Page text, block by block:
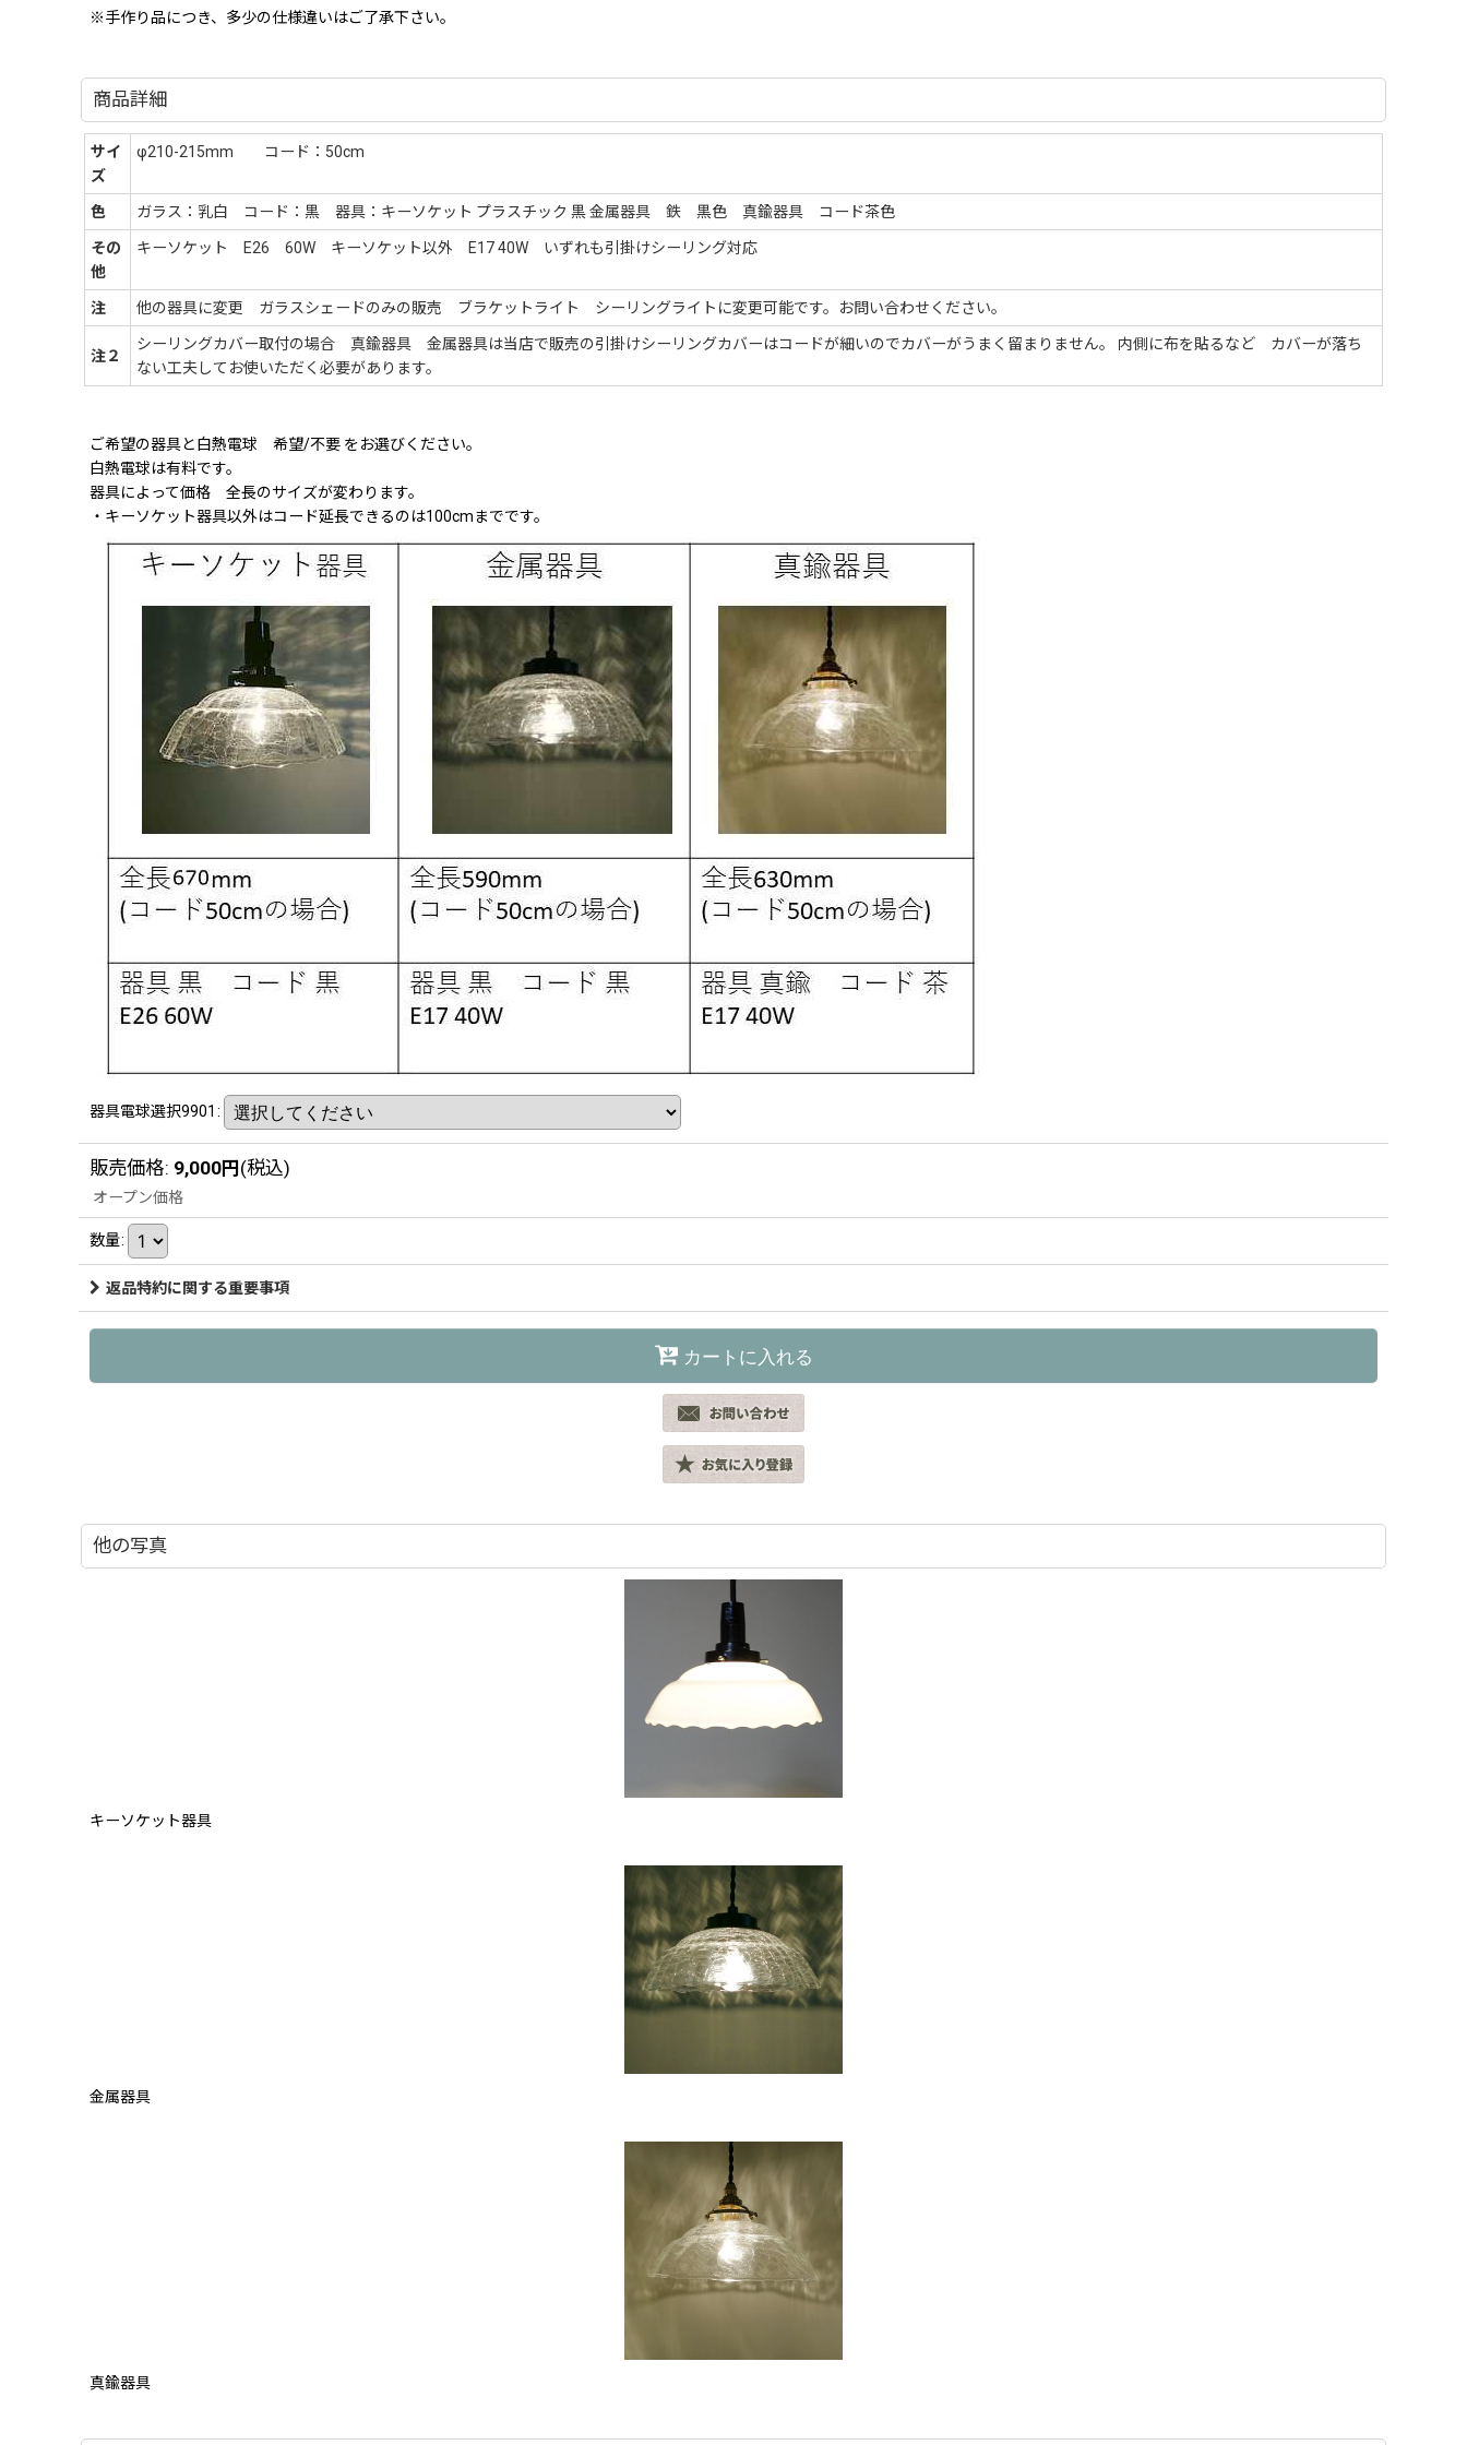
※手作り品につき、多少の仕様違いはご了承下さい。
商品詳細
サイ
ズ
φ210-215mm コード：50cm
色 ガラス：乳白 コード：黒 器具：キーソケット プラスチック 黒 金属器具 鉄 黒色 真鍮器具 コード茶色
その
他
キーソケット E26 60W キーソケット以外 E17 40W いずれも引掛けシーリング対応
注 他の器具に変更 ガラスシェードのみの販売 ブラケットライト シーリングライトに変更可能です。お問い合わせください。
注２
シーリングカバー取付の場合 真鍮器具 金属器具は当店で販売の引掛けシーリングカバーはコードが細いのでカバーがうまく留まりません。 内側に布を貼るなど カバーが落ち
ない工夫してお使いただく必要があります。
ご希望の器具と白熱電球 希望/不要 をお選びください。
白熱電球は有料です。
器具によって価格 全長のサイズが変わります。
・キーソケット器具以外はコード延長できるのは100cmまでです。
器具電球選択9901 :
販売価格: 9,000円 (税込)
オープン価格
数量:
返品特約に関する重要事項
カートに入れる
他の写真
キーソケット器具
金属器具
真鍮器具